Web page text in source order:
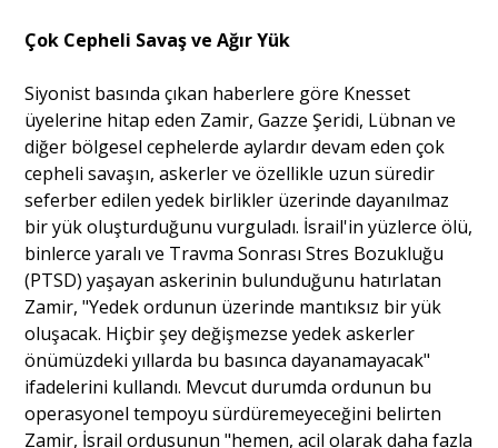
Yazı Dizisi
Portre
Yazarlar
Eğitim
Dosya Haber
Ankara Analiz
Çok Cepheli Savaş ve Ağır Yük
Siyonist basında çıkan haberlere göre Knesset
üyelerine hitap eden Zamir, Gazze Şeridi, Lübnan ve
diğer bölgesel cephelerde aylardır devam eden çok
cepheli savaşın, askerler ve özellikle uzun süredir
seferber edilen yedek birlikler üzerinde dayanılmaz
bir yük oluşturduğunu vurguladı. İsrail'in yüzlerce ölü,
binlerce yaralı ve Travma Sonrası Stres Bozukluğu
(PTSD) yaşayan askerinin bulunduğunu hatırlatan
Zamir, "Yedek ordunun üzerinde mantıksız bir yük
oluşacak. Hiçbir şey değişmezse yedek askerler
önümüzdeki yıllarda bu basınca dayanamayacak"
ifadelerini kullandı. Mevcut durumda ordunun bu
operasyonel tempoyu sürdüremeyeceğini belirten
Zamir, İsrail ordusunun "hemen, acil olarak daha fazla